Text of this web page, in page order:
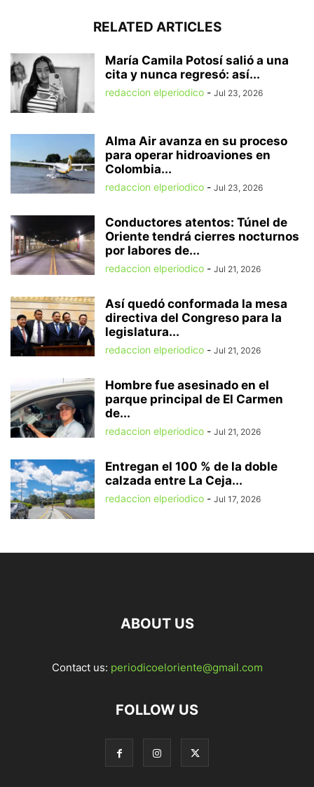
RELATED ARTICLES
María Camila Potosí salió a una
cita y nunca regresó: así...
redaccion elperiodico - Jul 23, 2026
Alma Air avanza en su proceso
para operar hidroaviones en
Colombia...
redaccion elperiodico - Jul 23, 2026
Conductores atentos: Túnel de
Oriente tendrá cierres nocturnos
por labores de...
redaccion elperiodico - Jul 21, 2026
Así quedó conformada la mesa
directiva del Congreso para la
legislatura...
redaccion elperiodico - Jul 21, 2026
Hombre fue asesinado en el
parque principal de El Carmen
de...
redaccion elperiodico - Jul 21, 2026
Entregan el 100 % de la doble
calzada entre La Ceja...
redaccion elperiodico - Jul 17, 2026
ABOUT US
Contact us: periodicoeloriente@gmail.com
FOLLOW US